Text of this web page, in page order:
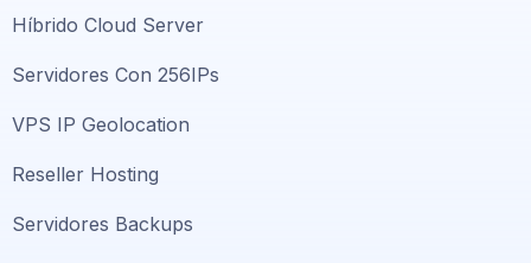
Híbrido Cloud Server
Servidores Con 256IPs
VPS IP Geolocation
Reseller Hosting
Servidores Backups